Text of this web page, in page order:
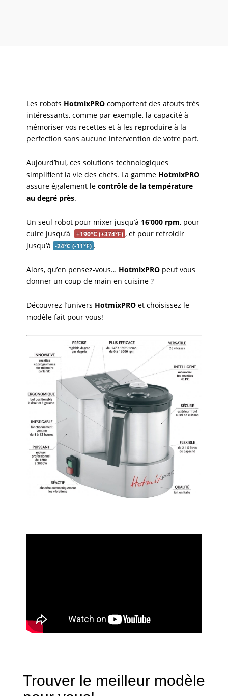
Les robots HotmixPROcomportent des atouts très
intéressants, comme par exemple, la capacité à
mémoriser vos recettes et à les reproduire à la
perfection sans aucune intervention de votre part.
Aujourd’hui, ces solutions technologiques
simplifient la vie des chefs. La gamme HotmixPRO
assure également le contrôle de la température
au degré près.
Un seul robot pour mixer jusqu’à 16’000 rpm, pour
cuire jusqu’à
+190°C (+374°F) , et pour refroidir
jusqu’à -24°C (-11°F) .
Alors, qu’en pensez-vous… HotmixPROpeut vous
donner un coup de main en cuisine ?
Découvrez l’univers HotmixPROet choisissez le
modèle fait pour vous!
Trouver le meilleur modèle